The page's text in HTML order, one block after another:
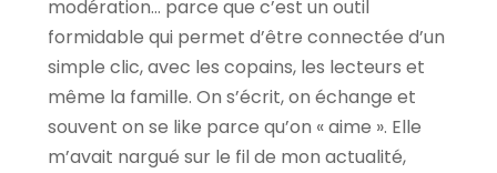
modération… parce que c’est un outil
formidable qui permet d’être connectée d’un
simple clic, avec les copains, les lecteurs et
même la famille. On s’écrit, on échange et
souvent on se like parce qu’on « aime ». Elle
m’avait nargué sur le fil de mon actualité,